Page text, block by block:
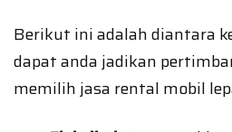
Berikut ini adalah diantara
dapat anda jadikan
memilih jasa rental mobil